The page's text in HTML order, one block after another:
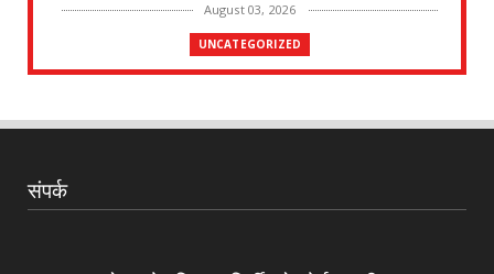
August 03, 2026
UNCATEGORIZED
देवळाली प्रवरा येथील विधिज्ञ ॲड. प्रकाश संसारे
August 03, 2026
देवळाली प्रवरा येथील नर्मदाबाई चोथे यांचे
संपर्क